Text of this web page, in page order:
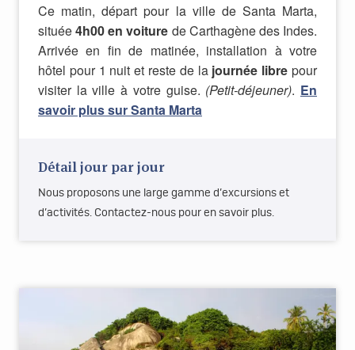
Ce matin, départ pour la ville de Santa Marta,
située4h00 en voiture de Carthagène des Indes.
Arrivée en fin de matinée, installation à votre
hôtel pour 1 nuit et reste de la journée libre pour
visiter la ville à votre guise. (Petit-déjeuner). En
savoir plus sur Santa Marta
Détail jour par jour
Nous proposons une large gamme d’excursions et
d’activités. Contactez-nous pour en savoir plus.